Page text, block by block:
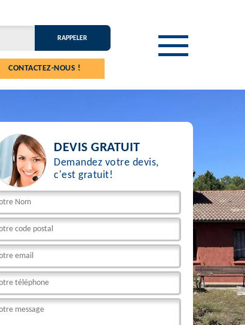
CONTACTEZ-NOUS !
DEVIS GRATUIT
Demandez votre devis,
c'est gratuit!